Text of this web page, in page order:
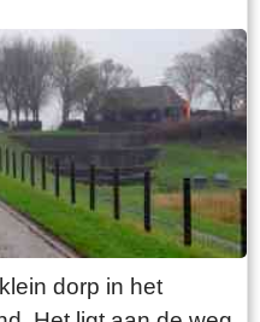
liggen her en
alsof er een enorme
Niets is minder
van Jongemastate
Hij was
gemeentehuis
is moeilijk voor te
heeft hij de state
dorp in het